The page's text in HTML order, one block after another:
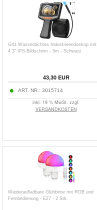
G41 Wasserdichtes Industrieendoskop mit
4.3" IPS-Bildschirm - 5m - Schwarz
43,30EUR
ART. NR.: 3015714
inkl. 19 % MwSt. zzgl.
VERSANDKOSTEN
Wiederaufladbare Glühbirne mit RGB und
Fernbedienung - E27 - 2 Stk.